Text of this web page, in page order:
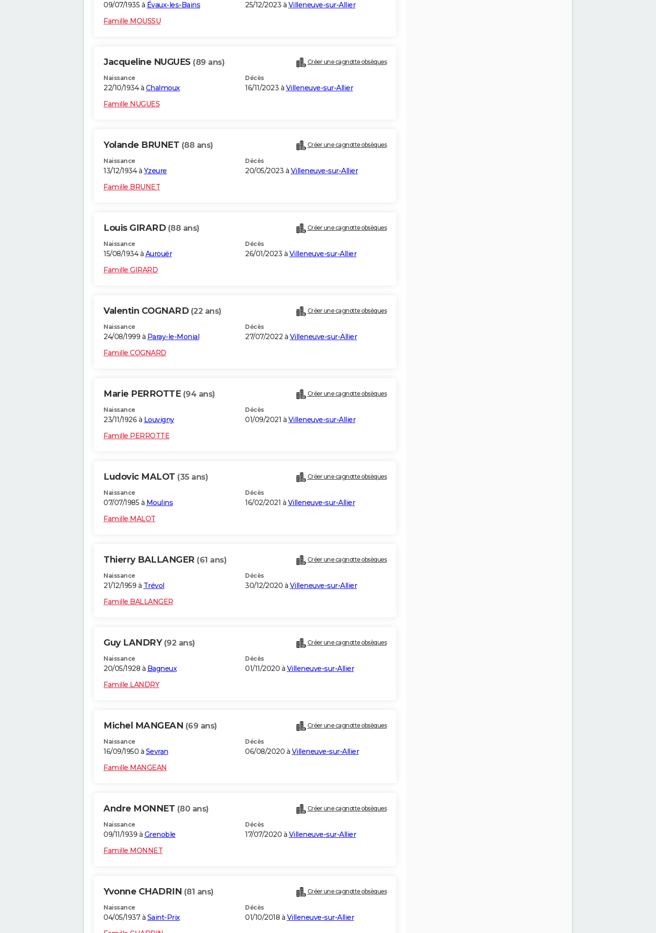
09/07/1935 à Évaux-les-Bains 25/12/2023 à Villeneuve-sur-Allier
Famille MOUSSU
Jacqueline NUGUES (89 ans) Créer une cagnotte obsèques
Naissance
22/10/1934 à Chalmoux
Décès
16/11/2023 à Villeneuve-sur-Allier
Famille NUGUES
Yolande BRUNET (88 ans) Créer une cagnotte obsèques
Naissance
13/12/1934 à Yzeure
Décès
20/05/2023 à Villeneuve-sur-Allier
Famille BRUNET
Louis GIRARD (88 ans) Créer une cagnotte obsèques
Naissance
15/08/1934 à Aurouër
Décès
26/01/2023 à Villeneuve-sur-Allier
Famille GIRARD
Valentin COGNARD (22 ans) Créer une cagnotte obsèques
Naissance
24/08/1999 à Paray-le-Monial
Décès
27/07/2022 à Villeneuve-sur-Allier
Famille COGNARD
Marie PERROTTE (94 ans) Créer une cagnotte obsèques
Naissance
23/11/1926 à Louvigny
Décès
01/09/2021 à Villeneuve-sur-Allier
Famille PERROTTE
Ludovic MALOT (35 ans) Créer une cagnotte obsèques
Naissance
07/07/1985 à Moulins
Décès
16/02/2021 à Villeneuve-sur-Allier
Famille MALOT
Thierry BALLANGER (61 ans) Créer une cagnotte obsèques
Naissance
21/12/1959 à Trévol
Décès
30/12/2020 à Villeneuve-sur-Allier
Famille BALLANGER
Guy LANDRY (92 ans) Créer une cagnotte obsèques
Naissance
20/05/1928 à Bagneux
Décès
01/11/2020 à Villeneuve-sur-Allier
Famille LANDRY
Michel MANGEAN (69 ans) Créer une cagnotte obsèques
Naissance
16/09/1950 à Sevran
Décès
06/08/2020 à Villeneuve-sur-Allier
Famille MANGEAN
Andre MONNET (80 ans) Créer une cagnotte obsèques
Naissance
09/11/1939 à Grenoble
Décès
17/07/2020 à Villeneuve-sur-Allier
Famille MONNET
Yvonne CHADRIN (81 ans) Créer une cagnotte obsèques
Naissance
04/05/1937 à Saint-Prix
Décès
01/10/2018 à Villeneuve-sur-Allier